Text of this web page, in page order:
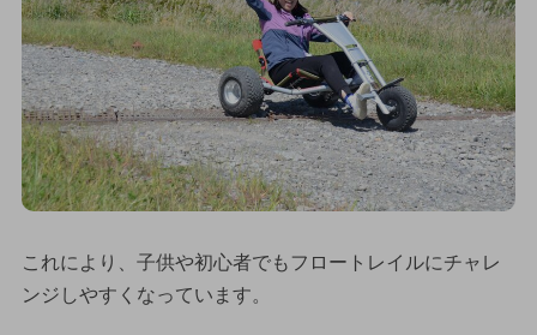
これにより、子供や初心者でもフロートレイルにチャレ
ンジしやすくなっています。